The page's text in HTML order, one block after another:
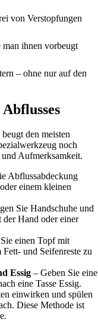
von Verstopfungen
ihnen vorbeugt
– ohne nur auf den
den meisten
noch
Aufmerksamkeit.
Abflussabdeckung
einem kleinen
Sie Handschuhe und
der Hand oder einer
einen Topf mit
und Seifenreste zu
Essig – Geben Sie eine
eine Tasse Essig.
einwirken und spülen
Diese Methode ist